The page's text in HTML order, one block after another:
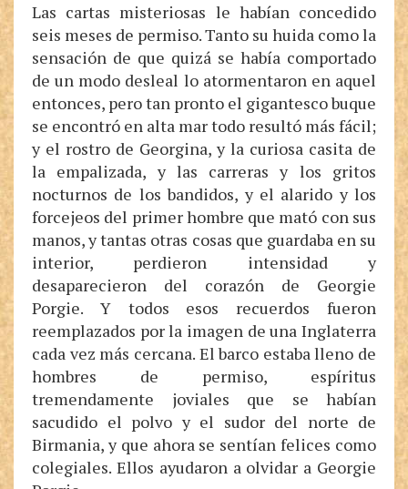
Las cartas misteriosas le habían concedido
seis meses de permiso. Tanto su huida como la
sensación de que quizá se había comportado
de un modo desleal lo atormentaron en aquel
entonces, pero tan pronto el gigantesco buque
se encontró en alta mar todo resultó más fácil;
y el rostro de Georgina, y la curiosa casita de
la empalizada, y las carreras y los gritos
nocturnos de los bandidos, y el alarido y los
forcejeos del primer hombre que mató con sus
manos, y tantas otras cosas que guardaba en su
interior, perdieron intensidad y
desaparecieron del corazón de Georgie
Porgie. Y todos esos recuerdos fueron
reemplazados por la imagen de una Inglaterra
cada vez más cercana. El barco estaba lleno de
hombres de permiso, espíritus
tremendamente joviales que se habían
sacudido el polvo y el sudor del norte de
Birmania, y que ahora se sentían felices como
colegiales. Ellos ayudaron a olvidar a Georgie